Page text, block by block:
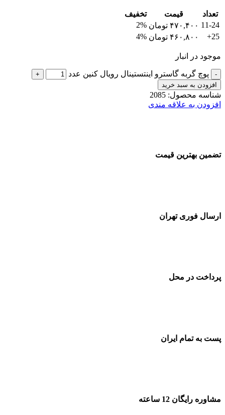
تعداد قیمت
تخفیف
11-24 ۴۷۰,۴۰۰ تومان 2%
25+
۴۶۰,۸۰۰ تومان 4%
موجود در انبار
پوچ گربه گاسترو اینتستینال رویال کنین عدد
افزودن به سبد خرید
شناسه محصول: 2085
افزودن به علاقه مندی
تضمین بهترین قیمت
ارسال فوری تهران
پرداخت در محل
پست به تمام ایران
مشاوره رایگان 12 ساعته